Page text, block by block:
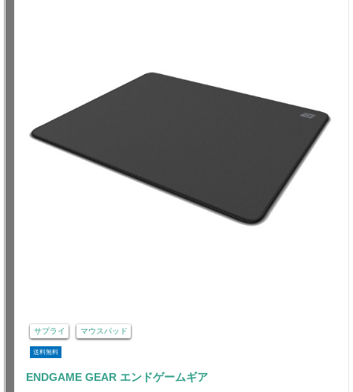
サプライ マウスパッド
送料無料
ENDGAME GEAR エンドゲームギア